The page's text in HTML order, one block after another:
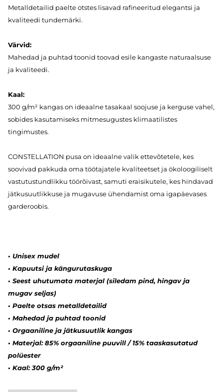
Metalldetailid paelte otstes lisavad rafineeritud elegantsi ja
kvaliteedi tundemärki.
Värvid:
Mahedad ja puhtad toonid toovad esile kangaste naturaalsuse
ja kvaliteedi.
Kaal:
300 g/m² kangas on ideaalne tasakaal soojuse ja kerguse vahel,
sobides kasutamiseks mitmesugustes klimaatilistes
tingimustes.
CONSTELLATION pusa on ideaalne valik ettevõtetele, kes
soovivad pakkuda oma töötajatele kvaliteetset ja ökoloogiliselt
vastutustundlikku töörõivast, samuti eraisikutele, kes hindavad
jätkusuutlikkuse ja mugavuse ühendamist oma igapäevases
garderoobis.
• Unisex mudel
• Kapuutsi ja kängurutaskuga
• Seest uhutumata materjal (siledam pind, hingav ja
mugav seljas)
• Paelte otsas metalldetailid
• Mahedad ja puhtad toonid
• Orgaaniline ja jätkusuutlik kangas
• Materjal: 85% orgaaniline puuvill / 15% taaskasutatud
polüester
• Kaal: 300 g/m²